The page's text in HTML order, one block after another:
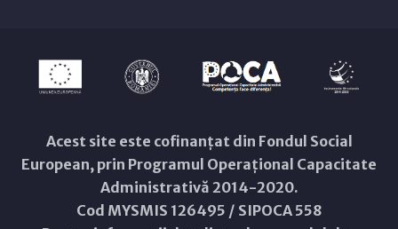
Acest site este cofinanțat din Fondul Social
European, prin Programul Operațional Capacitate
Administrativă 2014-2020.
Cod MYSMIS 126495 / SIPOCA 558